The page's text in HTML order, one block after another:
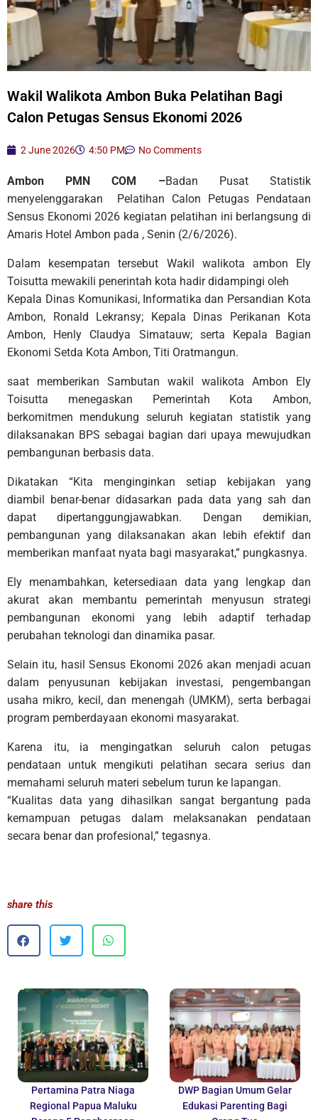
Wakil Walikota Ambon Buka Pelatihan Bagi
Calon Petugas Sensus Ekonomi 2026
2 June 2026 4:50 PM No Comments
Ambon PMN COM –Badan Pusat Statistik
menyelenggarakan Pelatihan Calon Petugas Pendataan
Sensus Ekonomi 2026 kegiatan pelatihan ini berlangsung di
Amaris Hotel Ambon pada , Senin (2/6/2026).
Dalam kesempatan tersebut Wakil walikota ambon Ely
Toisutta mewakili penerintah kota hadir didampingi oleh
Kepala Dinas Komunikasi, Informatika dan Persandian Kota
Ambon, Ronald Lekransy; Kepala Dinas Perikanan Kota
Ambon, Henly Claudya Simatauw; serta Kepala Bagian
Ekonomi Setda Kota Ambon, Titi Oratmangun.
saat memberikan Sambutan wakil walikota Ambon Ely
Toisutta menegaskan Pemerintah Kota Ambon,
berkomitmen mendukung seluruh kegiatan statistik yang
dilaksanakan BPS sebagai bagian dari upaya mewujudkan
pembangunan berbasis data.
Dikatakan “Kita menginginkan setiap kebijakan yang
diambil benar-benar didasarkan pada data yang sah dan
dapat dipertanggungjawabkan. Dengan demikian,
pembangunan yang dilaksanakan akan lebih efektif dan
memberikan manfaat nyata bagi masyarakat,” pungkasnya.
Ely menambahkan, ketersediaan data yang lengkap dan
akurat akan membantu pemerintah menyusun strategi
pembangunan ekonomi yang lebih adaptif terhadap
perubahan teknologi dan dinamika pasar.
Selain itu, hasil Sensus Ekonomi 2026 akan menjadi acuan
dalam penyusunan kebijakan investasi, pengembangan
usaha mikro, kecil, dan menengah (UMKM), serta berbagai
program pemberdayaan ekonomi masyarakat.
Karena itu, ia mengingatkan seluruh calon petugas
pendataan untuk mengikuti pelatihan secara serius dan
memahami seluruh materi sebelum turun ke lapangan.
“Kualitas data yang dihasilkan sangat bergantung pada
kemampuan petugas dalam melaksanakan pendataan
secara benar dan profesional,” tegasnya.
share this
Pertamina Patra Niaga
Regional Papua Maluku
DWP Bagian Umum Gelar
Edukasi Parenting Bagi